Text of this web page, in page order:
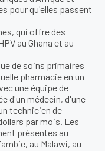
pour qu'elles passent
qui offre des
au Ghana et au
de soins primaires
pharmacie en un
une équipe de
d'un médecin, d'une
technicien de
par mois. Les
présentes au
au Malawi, au